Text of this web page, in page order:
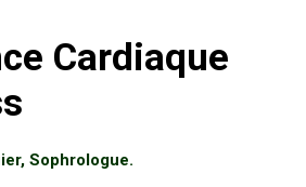
Cardiaque
Sophrologue.